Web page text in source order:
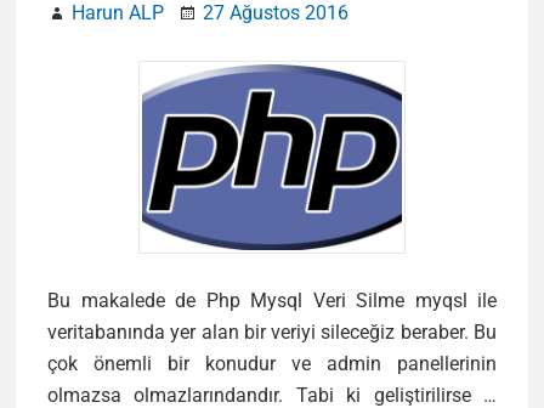
Harun ALP 27 Ağustos 2016
Bu makalede de Php Mysql Veri Silme myqsl ile
veritabanında yer alan bir veriyi sileceğiz beraber. Bu
çok önemli bir konudur ve admin panellerinin
olmazsa olmazlarındandır. Tabi ki geliştirilirse …